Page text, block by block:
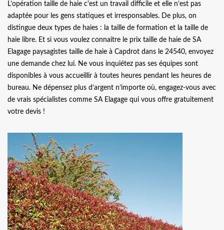
L’opération taille de haie c'est un travail difficile et elle n’est pas
adaptée pour les gens statiques et irresponsables. De plus, on
distingue deux types de haies : la taille de formation et la taille de
haie libre. Et si vous voulez connaitre le prix taille de haie de SA
Elagage paysagistes taille de haie à Capdrot dans le 24540, envoyez
une demande chez lui. Ne vous inquiétez pas ses équipes sont
disponibles à vous accueillir à toutes heures pendant les heures de
bureau. Ne dépensez plus d’argent n’importe où, engagez-vous avec
de vrais spécialistes comme SA Elagage qui vous offre gratuitement
votre devis !